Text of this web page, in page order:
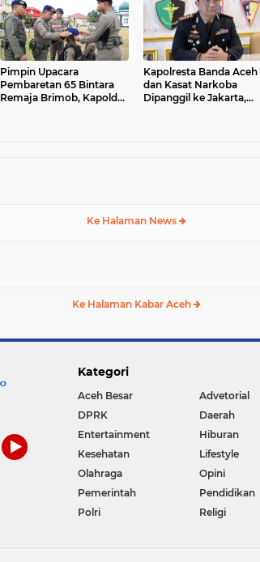
Pimpin Upacara
Pembaretan 65 Bintara
Remaja Brimob, Kapolda
Kapolresta Banda Aceh
dan Kasat Narkoba
Dipanggil ke Jakarta,
Ke Halaman News
Ke Halaman Kabar Aceh
Kategori
Aceh Besar Advetorial
DPRK
Daerah
Entertainment
Hiburan
Kesehatan
Lifestyle
Olahraga
Opini
Pemerintah
Pendidikan
Polri
Religi